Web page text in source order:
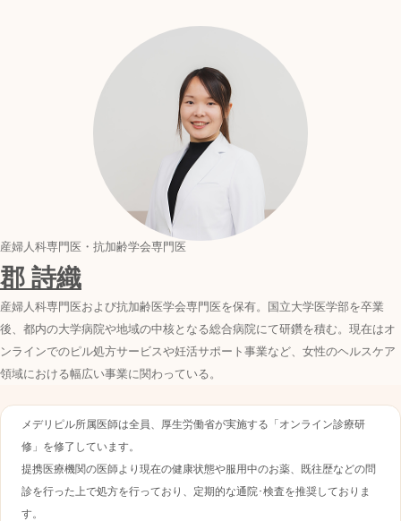
産婦人科専門医・抗加齢学会専門医
郡 詩織
産婦人科専門医および抗加齢医学会専門医を保有。国立大学医学部を卒業
後、都内の大学病院や地域の中核となる総合病院にて研鑽を積む。現在はオ
ンラインでのピル処方サービスや妊活サポート事業など、女性のヘルスケア
領域における幅広い事業に関わっている。
メデリピル所属医師は全員、厚生労働省が実施する「オンライン診療研
修」を修了しています。
提携医療機関の医師より現在の健康状態や服用中のお薬、既往歴などの問
診を行った上で処方を行っており、定期的な通院･検査を推奨しておりま
す。